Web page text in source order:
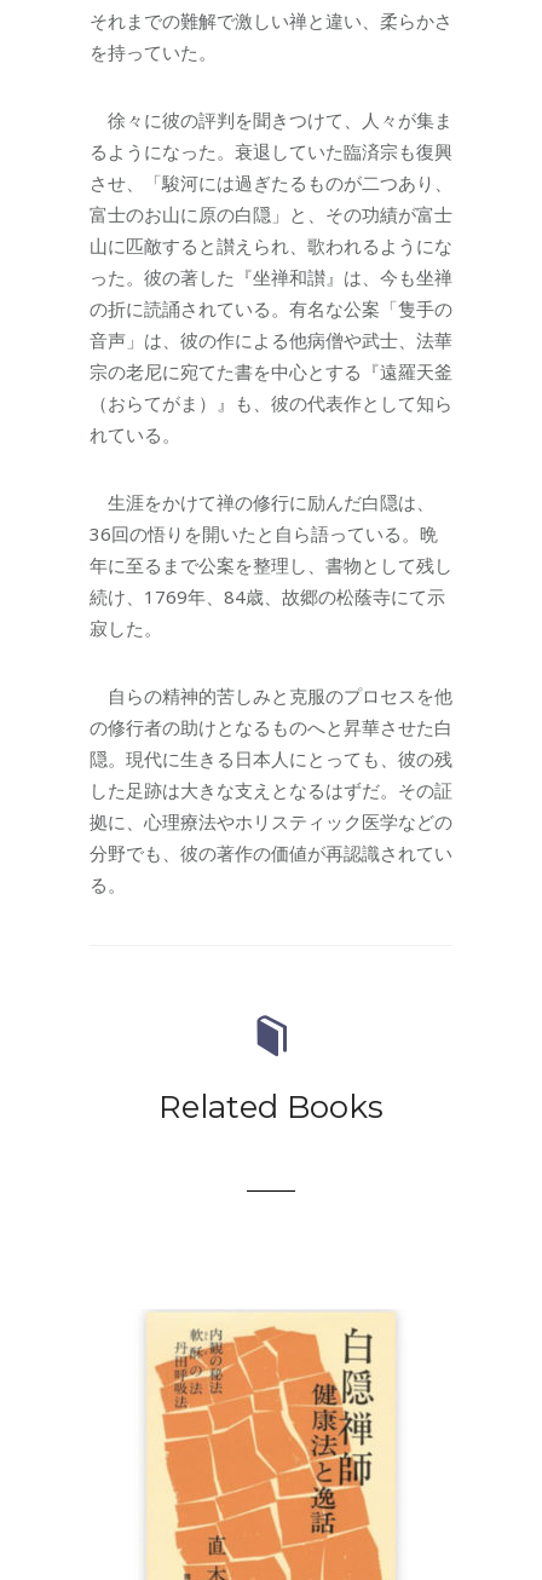
それまでの難解で激しい禅と違い、柔らかさ
を持っていた。
徐々に彼の評判を聞きつけて、人々が集ま
るようになった。衰退していた臨済宗も復興
させ、「駿河には過ぎたるものが二つあり、
富士のお山に原の白隠」と、その功績が富士
山に匹敵すると讃えられ、歌われるようにな
った。彼の著した『坐禅和讃』は、今も坐禅
の折に読誦されている。有名な公案「隻手の
音声」は、彼の作による他病僧や武士、法華
宗の老尼に宛てた書を中心とする『遠羅天釜
（おらてがま）』も、彼の代表作として知ら
れている。
生涯をかけて禅の修行に励んだ白隠は、
36回の悟りを開いたと自ら語っている。晩
年に至るまで公案を整理し、書物として残し
続け、1769年、84歳、故郷の松蔭寺にて示
寂した。
自らの精神的苦しみと克服のプロセスを他
の修行者の助けとなるものへと昇華させた白
隠。現代に生きる日本人にとっても、彼の残
した足跡は大きな支えとなるはずだ。その証
拠に、心理療法やホリスティック医学などの
分野でも、彼の著作の価値が再認識されてい
る。
Related Books